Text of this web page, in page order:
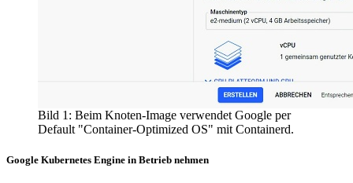
Bild 1: Beim Knoten-Image verwendet Google per
Default "Container-Optimized OS" mit Containerd.
Google Kubernetes Engine in Betrieb nehmen